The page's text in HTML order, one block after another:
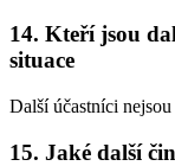
14. Kteří jsou
situace
Další účastníci nejsou
15. Jaké další